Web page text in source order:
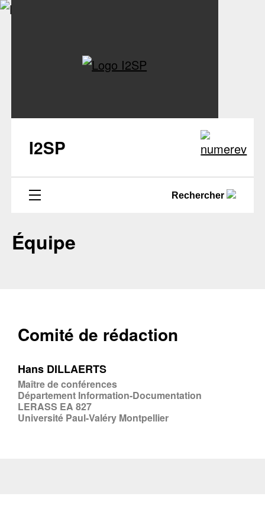
I2SP
Rechercher
Équipe
Comité de rédaction
Hans DILLAERTS
Maître de conférences
Département Information-Documentation
LERASS EA 827
Université Paul-Valéry Montpellier